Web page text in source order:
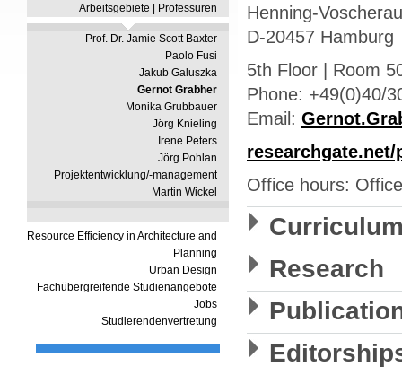
Arbeitsgebiete | Professuren
Prof. Dr. Jamie Scott Baxter
Paolo Fusi
Jakub Galuszka
Gernot Grabher
Monika Grubbauer
Jörg Knieling
Irene Peters
Jörg Pohlan
Projektentwicklung/-management
Martin Wickel
Resource Efficiency in Architecture and
Planning
Urban Design
Fachübergreifende Studienangebote
Jobs
Studierendenvertretung
Henning-
D-20457 Hamburg
5th Floor | Room
Phone: +49(0)40/
Email:
Office hours:
Research